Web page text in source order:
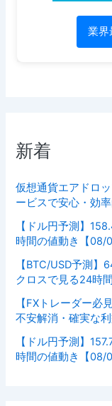
業界
新着
仮想通貨エアドロ
ービスで安心・効
【ドル円予測】
時間の値動き【08/
【BTC/USD予測
クロスで見る24時
【FXトレーダー
不安解消・確実な
【ドル円予測】
時間の値動き【08/